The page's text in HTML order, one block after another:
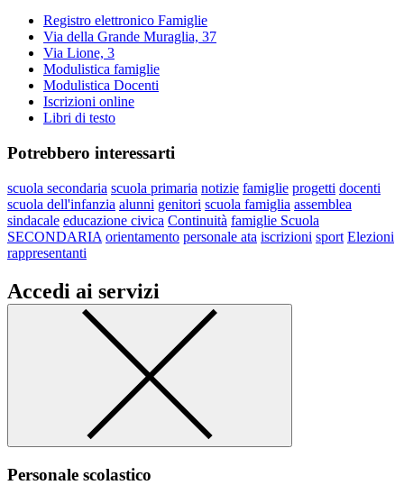
Registro elettronico Famiglie
Via della Grande Muraglia, 37
Via Lione, 3
Modulistica famiglie
Modulistica Docenti
Iscrizioni online
Libri di testo
Potrebbero interessarti
scuola secondaria scuola primaria notizie famiglie progetti docenti
scuola dell'infanzia alunni genitori scuola famiglia assemblea
sindacale educazione civica Continuità famiglie Scuola
SECONDARIA orientamento personale ata iscrizioni sport Elezioni
rappresentanti
Accedi ai servizi
Personale scolastico